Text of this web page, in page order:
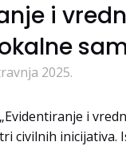
i
2025.
i
civilnih inicijativa.